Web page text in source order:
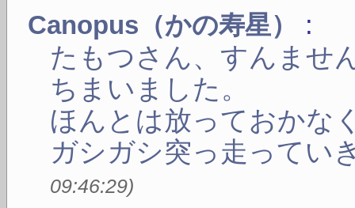
Canopus（かの寿星）
:
たもつさん、すんませ
ちまいました。
ほんとは放っておかな
ガシガシ突っ走ってい
09:46:29)